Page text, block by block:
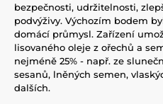
bezpečnosti, udržitelnosti,
podvýživy. Výchozím bodem
domácí průmysl. Zařízení
lisovaného oleje z ořechů a
nejméně 25% - např. ze
sesanů, lněných semen,
dalších.